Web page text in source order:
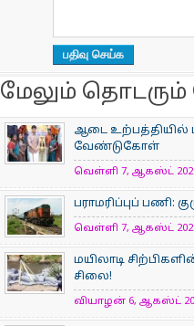
மேலும்
ஆடை உற்பத்தியில்
வேண்டுகோள்
வெள்ளி 7, ஆகஸ்ட் 2026
பராமரிப்புப் பணி:
வெள்ளி 7, ஆகஸ்ட் 2026
மயிலாடி
சிலை!
வியாழன் 6, ஆகஸ்ட் 2026